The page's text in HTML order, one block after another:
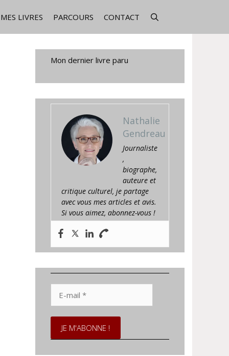
MES LIVRES PARCOURS CONTACT
Mon dernier livre paru
Nathalie
Gendreau
Journaliste
,
biographe,
auteure et
critique culturel, je partage
avec vous mes articles et avis.
Si vous aimez, abonnez-vous !
mail
*